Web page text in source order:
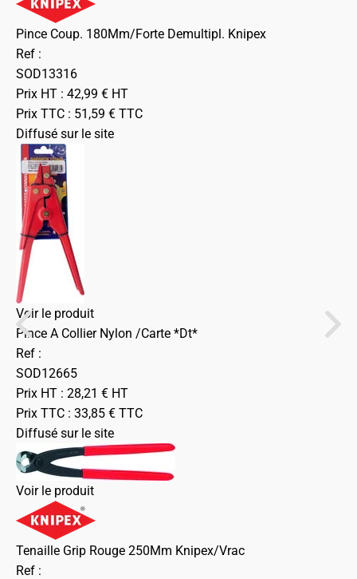
Pince Coup. 180Mm/Forte Demultipl. Knipex
Ref :
SOD13316
Prix HT : 42,99 € HT
Prix TTC : 51,59 € TTC
Diffusé sur le site
Voir le produit
Pince A Collier Nylon /Carte *Dt*
Ref :
SOD12665
Prix HT : 28,21 € HT
Prix TTC : 33,85 € TTC
Diffusé sur le site
Voir le produit
Tenaille Grip Rouge 250Mm Knipex/Vrac
Ref :